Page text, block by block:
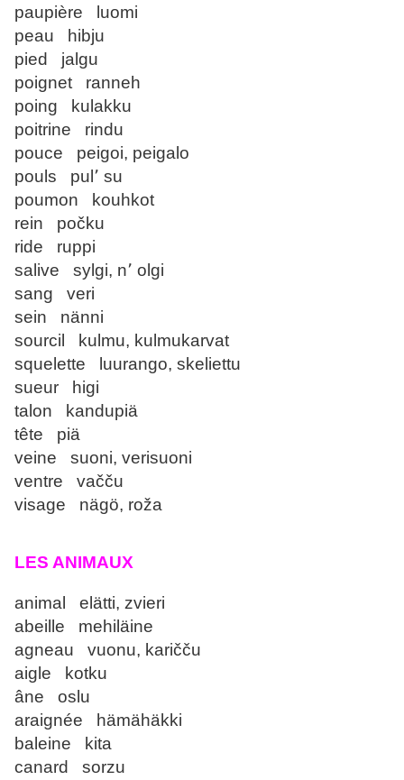
paupière luomi
peau hibju
pied jalgu
poignet ranneh
poing kulakku
poitrine rindu
pouce peigoi, peigalo
pouls pul՚ su
poumon kouhkot
rein počku
ride ruppi
salive sylgi, n՚ olgi
sang veri
sein nänni
sourcil kulmu, kulmukarvat
squelette luurango, skeliettu
sueur higi
talon kandupiä
tête piä
veine suoni, verisuoni
ventre vačču
visage nägö, roža
LES ANIMAUX
animal elätti, zvieri
abeille mehiläine
agneau vuonu, karičču
aigle kotku
âne oslu
araignée hämähäkki
baleine kita
canard sorzu